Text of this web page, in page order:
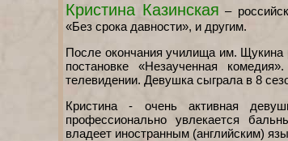
Кристина Казинская –
«Без срока давности», и другим.
После окончания училища им. Щукина
постановке «Незаученная
телевидении. Девушка сыграла в 8
Кристина - очень активная
профессионально увлекается
владеет иностранным (английским)